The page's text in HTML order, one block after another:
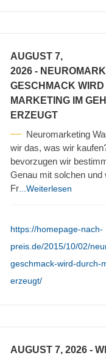
AUGUST 7,
2026 -
GESCHMACK WIRD
MARKETING IM
ERZEUGT
Neuromarketing
wir das, was wir
bevorzugen wir
Genau mit solchen und
Fr ...Weiterlesen
https://homepage-nach-
preis.de/2015/10/02/
geschmack-wird-durch-
erzeugt/
AUGUST 7, 2026 -